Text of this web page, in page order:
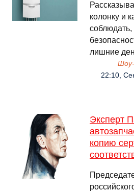
колонку и
лишние
22:10,
Эксперт
копию